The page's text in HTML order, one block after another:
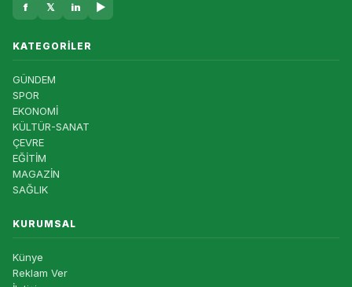
f 𝕏 in ▶
KATEGORILER
GÜNDEM
SPOR
EKONOMİ
KÜLTÜR-SANAT
ÇEVRE
EĞİTİM
MAGAZİN
SAĞLIK
KURUMSAL
Künye
Reklam Ver